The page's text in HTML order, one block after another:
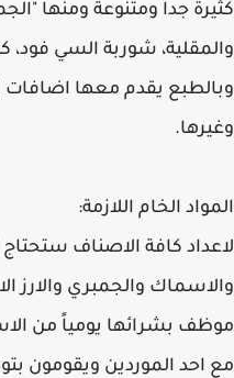
كثيرة جداً ومتنوعة ومنها
والمقلية، شوربة السي فود،
وبالطبع يقدم معها اضافات
وغيرها.
المواد الخام اللازمة:
لاعداد كافة الاصناف
والاسماك والجمبري والارز
موظف بشرائها يومياً من
مع احد الموردين ويقومون